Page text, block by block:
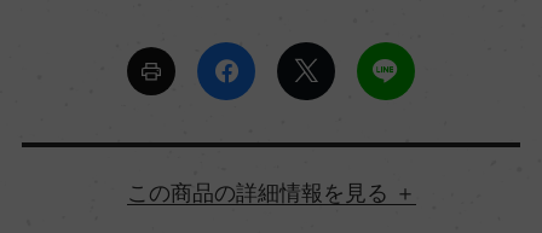
詳細情報